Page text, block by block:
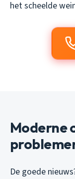
het scheelde
Moderne
De goede